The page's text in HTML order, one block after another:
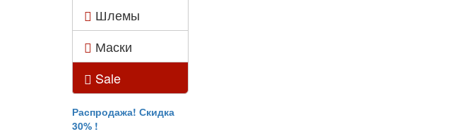
Шлемы
Маски
Sale
Распродажа! Скидка
30% !